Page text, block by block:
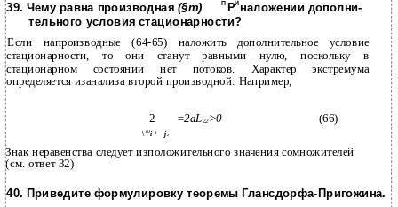
39. Чему равна производная (§т) РИ наложении дополни-
тельного условия стационарности?
Если напроизводные (64-65) наложить дополнительное условие
стационарности, то они станут равными нулю, поскольку в
стационарном состоянии нет потоков. Характер экстремума
определяется изанализа второй производной. Например,
2 =2aL22>0 (66)
\OJi / j2
Знак неравенства следует изположительного значения сомножителей
(см. ответ 32).
40. Приведите формулировку теоремы Глансдорфа-Пригожина.